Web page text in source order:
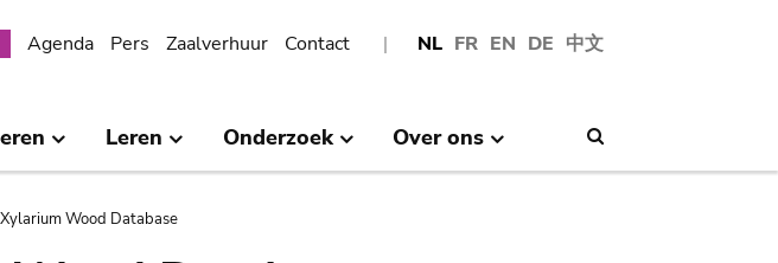
NL FR EN DE 中文
Agenda Pers Zaalverhuur Contact
Leren Onderzoek Over ons
Wood Database